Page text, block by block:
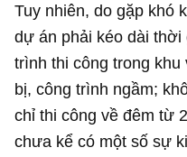
Tuy nhiên, do gặp khó
dự án phải kéo dài thời
trình thi công trong
bị, công trình ngầm;
chỉ thi công về đêm từ
chưa kể có một số sự